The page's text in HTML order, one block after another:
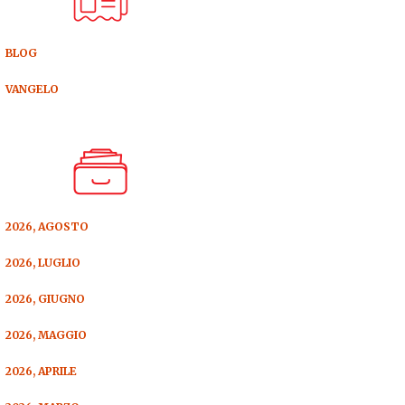
BLOG
VANGELO
2026, AGOSTO
2026, LUGLIO
2026, GIUGNO
2026, MAGGIO
2026, APRILE